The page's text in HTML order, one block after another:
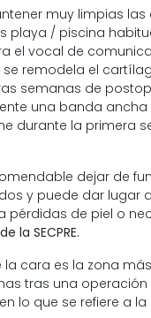
muy limpias
playa / piscina
el vocal de
remodela el
semanas de
una banda
durante la primera
dejar de
y puede dar
pérdidas de piel o
la SECPRE.
cara es la zona
tras una operación
lo que se refiere a la